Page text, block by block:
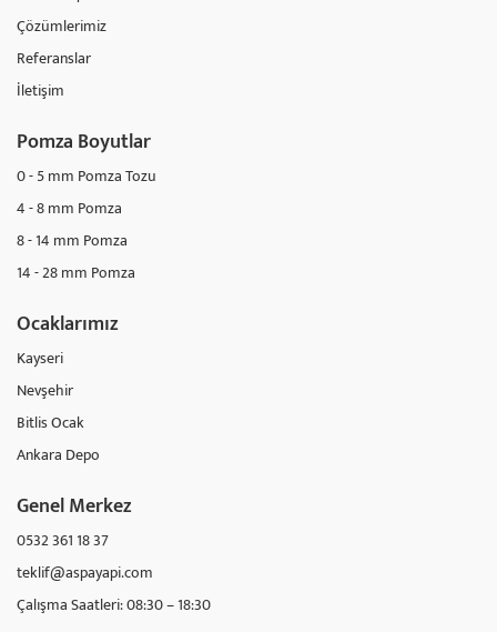
Çözümlerimiz
Referanslar
İletişim
Pomza Boyutlar
0 - 5 mm Pomza Tozu
4 - 8 mm Pomza
8 - 14 mm Pomza
14 - 28 mm Pomza
Ocaklarımız
Kayseri
Nevşehir
Bitlis Ocak
Ankara Depo
Genel Merkez
0532 361 18 37
teklif@aspayapi.com
Çalışma Saatleri: 08:30 – 18:30